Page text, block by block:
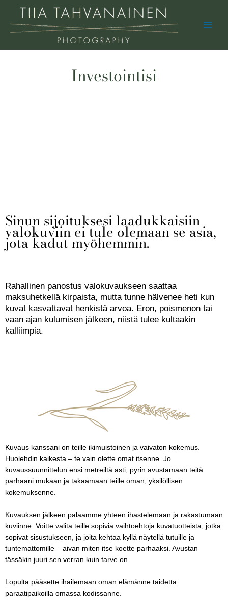
content
Investointisi
Sinun sijoituksesi laadukkaisiin
valokuviin ei tule olemaan se asia,
jota kadut myöhemmin.
Rahallinen panostus valokuvaukseen saattaa
maksuhetkellä kirpaista, mutta tunne hälvenee heti kun
kuvat kasvattavat henkistä arvoa. Eron, poismenon tai
vaan ajan kulumisen jälkeen, niistä tulee kultaakin
kalliimpia.
Kuvaus kanssani on teille ikimuistoinen ja vaivaton kokemus.
Huolehdin kaikesta – te vain olette omat itsenne. Jo
kuvaussuunnittelun ensi metreiltä asti, pyrin avustamaan teitä
parhaani mukaan ja takaamaan teille oman, yksilöllisen
kokemuksenne.
Kuvauksen jälkeen palaamme yhteen ihastelemaan ja rakastumaan
kuviinne. Voitte valita teille sopivia vaihtoehtoja kuvatuotteista, jotka
sopivat sisustukseen, ja joita kehtaa kyllä näytellä tutuille ja
tuntemattomille – aivan miten itse koette parhaaksi. Avustan
tässäkin juuri sen verran kuin tarve on.
Lopulta pääsette ihailemaan oman elämänne taidetta
paraatipaikoilla omassa kodissanne.